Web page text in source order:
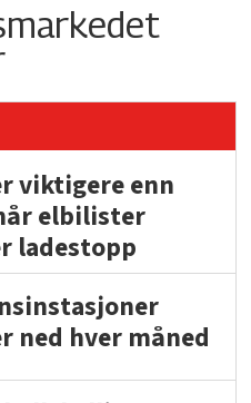
viktigere enn
elbilister
ladestopp
ned hver måned